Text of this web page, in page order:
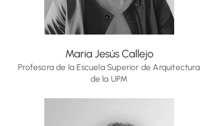
Maria Jesús Callejo
Profesora de la Escuela Superior de Arquitectura
de la UPM